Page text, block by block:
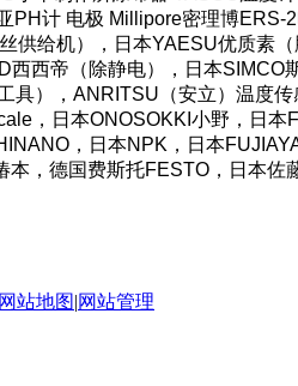
计 电极 Millipore密理博
给机），日本YAESU优质素
西帝（除静电），日本
），ANRITSU（安立）温度
，日本ONOSOKKI小野，日
，日本NPK，日本
，德国费斯托FESTO，日本佐
网站地图|网站管理